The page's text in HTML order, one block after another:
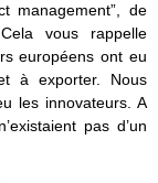
management”, de
vous rappelle
européens ont eu
à exporter. Nous
les innovateurs. A
pas d’un